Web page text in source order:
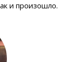
и произошло.